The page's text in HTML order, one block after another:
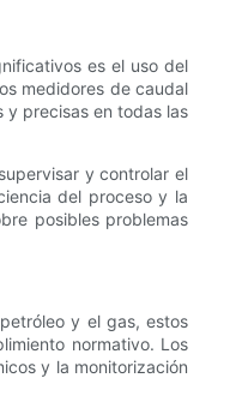
es el uso del
medidores de caudal
y precisas en todas las
y controlar el
del proceso y la
posibles problemas
y el gas, estos
normativo. Los
y la monitorización